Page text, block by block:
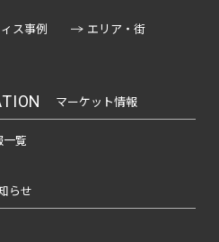
ス事例
エリア・街
マーケット情報
覧
らせ